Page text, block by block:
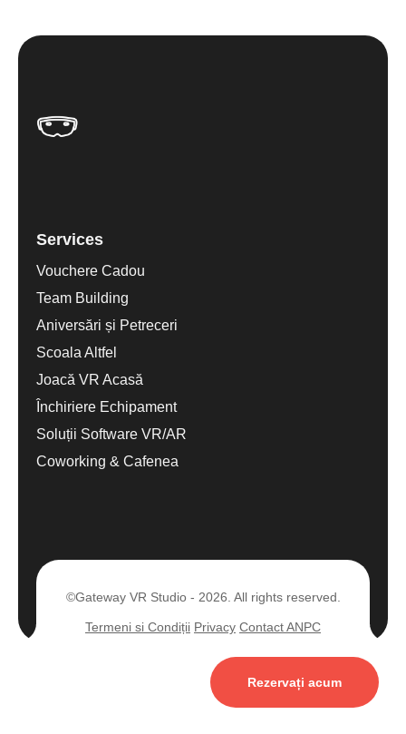
Services
Vouchere Cadou
Team Building
Aniversări și Petreceri
Scoala Altfel
Joacă VR Acasă
Închiriere Echipament
Soluții Software VR/AR
Coworking & Cafenea
©Gateway VR Studio - 2026. All rights reserved.
Termeni si Condiții Privacy Contact ANPC
Rezervați acum